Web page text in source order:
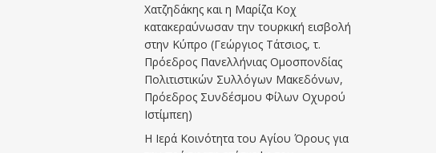
Χατζηδάκης και η Μαρίζα Κοχ
κατακεραύνωσαν την τουρκική εισβολή
στην Κύπρο (Γεώργιος Τάτσιος, τ.
Πρόεδρος Πανελλήνιας Ομοσπονδίας
Πολιτιστικών Συλλόγων Μακεδόνων,
Πρόεδρος Συνδέσμου Φίλων Οχυρού
Ιστίμπεη)
Η Ιερά Κοινότητα του Αγίου Όρους για